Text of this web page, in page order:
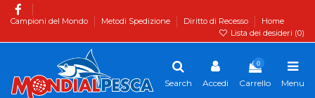
Campioni del Mondo Metodi Spedizione Diritto di Recesso
Home
Lista dei desideri (0)
Search Accedi
0
Carrello Menu